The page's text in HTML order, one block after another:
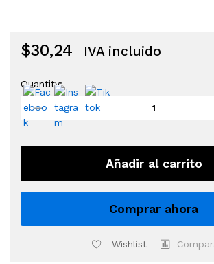
$30,24 IVA incluido
MICROFONO
CON
CONECTOR
Quantity:
Añadir al carrito
Comprar ahora
Wishlist